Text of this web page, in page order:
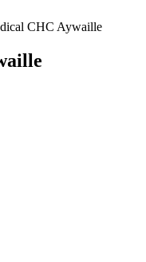
CHC Aywaille